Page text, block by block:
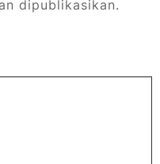
dipublikasikan.